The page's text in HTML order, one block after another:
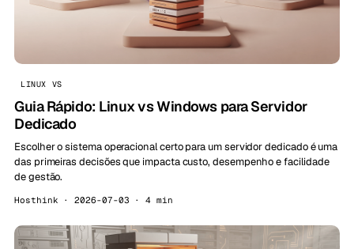
LINUX VS
Guia Rápido: Linux vs Windows para Servidor
Dedicado
Escolher o sistema operacional certo para um servidor dedicado é uma
das primeiras decisões que impacta custo, desempenho e facilidade
de gestão.
Hosthink · 2026-07-03 · 4 min